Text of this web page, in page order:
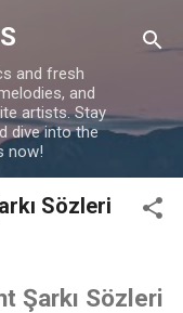
and fresh
and
artists. Stay
dive into the
now!
Sözleri
Şarkı Sözleri